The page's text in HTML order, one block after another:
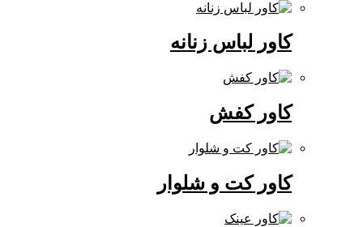
کاور لباس زنانه
کاور کفش
کاور کت و شلوار